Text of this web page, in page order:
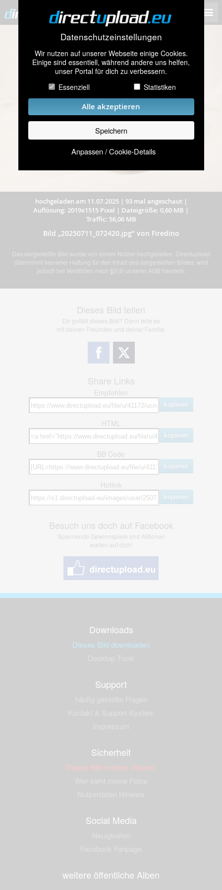
Datenschutzeinstellungen
Wir nutzen auf unserer Webseite einige Cookies.
Einige sind essentiell, während andere uns helfen,
unser Portal für dich zu verbessern.
Essenziell
Statistiken
Alle akzeptieren
Speichern
Anpassen / Cookie-Details
hochgeladen am 11.07.2025| 93 mal angeschaut|
Auflösung: 2019x1515 Pixel | Dateigröße: 0,60 MB |
Traffic: 56,06 MB
Bild „20250711_072420.jpg” von Firedino
Das dargestellte Bild wurde von einem Nutzer hochgeladen. Directupload
übernimmt keinerlei Haftung für den Inhalt des dargestellten Bildes, wird
jedoch bei Verstößen nach §2(3) unserer AGB handeln.
Dieses Bild teilen
Dir gefällt dieses Bild? Dann teile es
mit deinen Freunden und deiner Familie.
Share Links
Empfohlen
kopieren
HTML
kopieren
BB Code
kopieren
Hotlink
kopieren
Besuch uns doch auf Facebook
Spannende Gewinnspiele und Aktionen
warten auf dich!
Downloads
Dieses Bild downloaden
Support
Sicherheit
Dieses Bild melden (Abuse)
Social Media
weitere öffentliche Alben